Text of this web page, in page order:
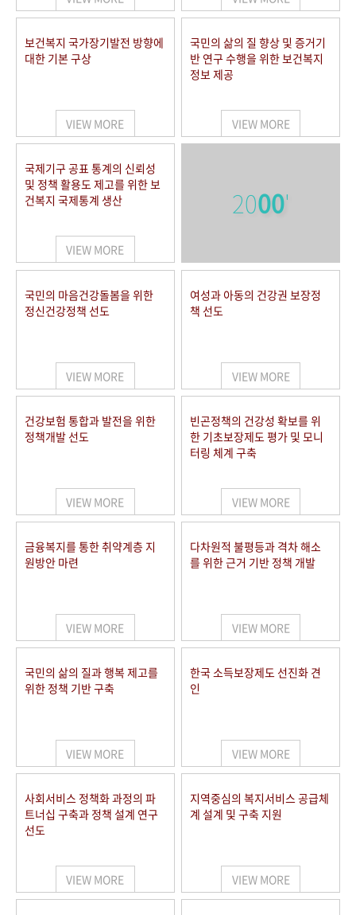
보건복지 국가장기발전 방향에
대한 기본 구상
VIEW MORE
국민의 삶의 질 향상 및 증거기
반 연구 수행을 위한 보건복지
정보 제공
VIEW MORE
국제기구 공표 통계의 신뢰성
및 정책 활용도 제고를 위한 보
건복지 국제통계 생산
VIEW MORE
2000'
국민의 마음건강돌봄을 위한
정신건강정책 선도
VIEW MORE
여성과 아동의 건강권 보장정
책 선도
VIEW MORE
건강보험 통합과 발전을 위한
정책개발 선도
VIEW MORE
빈곤정책의 건강성 확보를 위
한 기초보장제도 평가 및 모니
터링 체계 구축
VIEW MORE
금융복지를 통한 취약계층 지
원방안 마련
VIEW MORE
다차원적 불평등과 격차 해소
를 위한 근거 기반 정책 개발
VIEW MORE
국민의 삶의 질과 행복 제고를
위한 정책 기반 구축
VIEW MORE
한국 소득보장제도 선진화 견
인
VIEW MORE
사회서비스 정책화 과정의 파
트너십 구축과 정책 설계 연구
선도
VIEW MORE
지역중심의 복지서비스 공급체
계 설계 및 구축 지원
VIEW MORE